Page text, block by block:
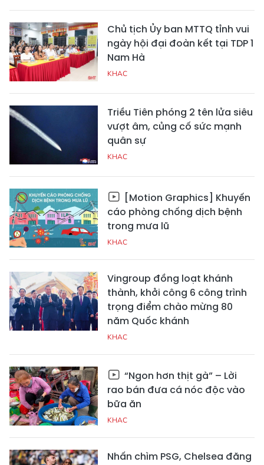
Chủ tịch Ủy ban MTTQ tỉnh vui
ngày hội đại đoàn kết tại TDP 1
Nam Hà
KHAC
Triều Tiên phóng 2 tên lửa siêu
vượt âm, củng cố sức mạnh
quân sự
KHAC
[Motion Graphics] Khuyến
cáo phòng chống dịch bệnh
trong mưa lũ
KHAC
Vingroup đồng loạt khánh
thành, khởi công 6 công trình
trọng điểm chào mừng 80
năm Quốc khánh
KHAC
“Ngon hơn thịt gà” – Lời
rao bán đưa cá nóc độc vào
bữa ăn
KHAC
Nhấn chìm PSG, Chelsea đăng